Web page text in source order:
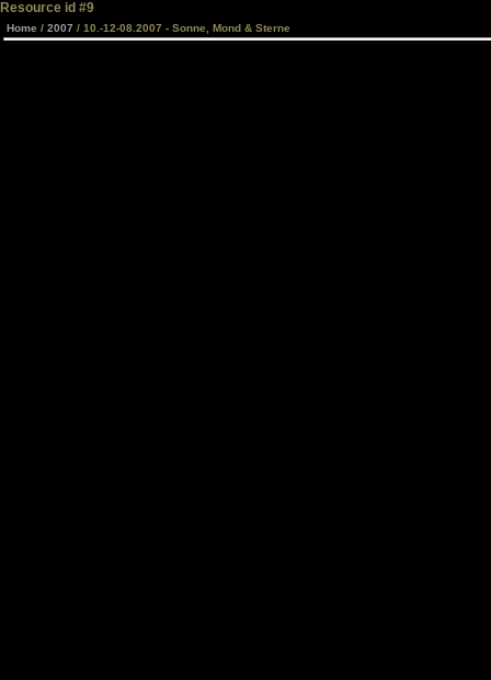
Resource id #9
Home / 2007 / 10.-12-08.2007 - Sonne, Mond & Sterne